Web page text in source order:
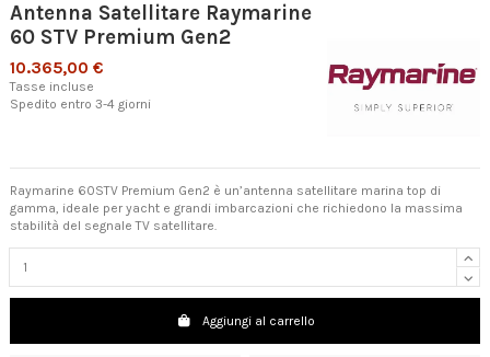
Antenna Satellitare Raymarine
60 STV Premium Gen2
10.365,00 €
Tasse incluse
Spedito entro 3-4 giorni
Raymarine 60STV Premium Gen2 è un’antenna satellitare marina top di
gamma, ideale per yacht e grandi imbarcazioni che richiedono la massima
stabilità del segnale TV satellitare.
Aggiungi al carrello